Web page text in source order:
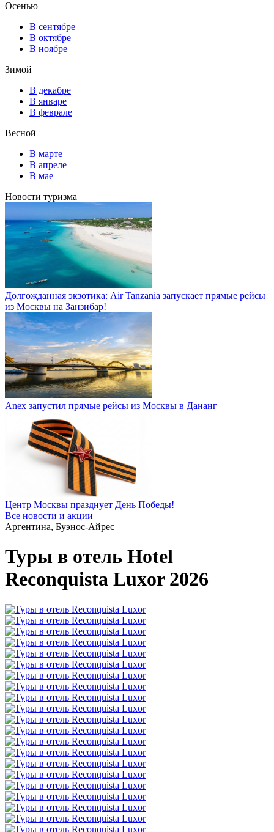
Осенью
В сентябре
В октябре
В ноябре
Зимой
В декабре
В январе
В феврале
Весной
В марте
В апреле
В мае
Новости туризма
Долгожданная экзотика: Air Tanzania запускает прямые рейсы
из Москвы на Занзибар!
Anex запустил прямые рейсы из Москвы в Дананг
Центр Москвы празднует День Победы!
Все новости и акции
Аргентина, Буэнос-Айрес
Туры в отель Hotel
Reconquista Luxor 2026